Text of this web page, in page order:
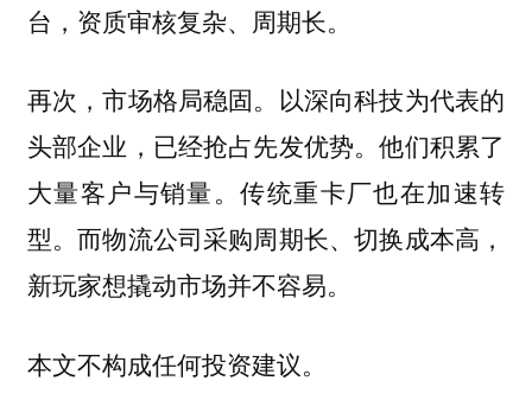
台，资质审核复杂、周期长。
再次，市场格局稳固。以深向科技为代表的
头部企业，已经抢占先发优势。他们积累了
大量客户与销量。传统重卡厂也在加速转
型。而物流公司采购周期长、切换成本高，
新玩家想撬动市场并不容易。
本文不构成任何投资建议。